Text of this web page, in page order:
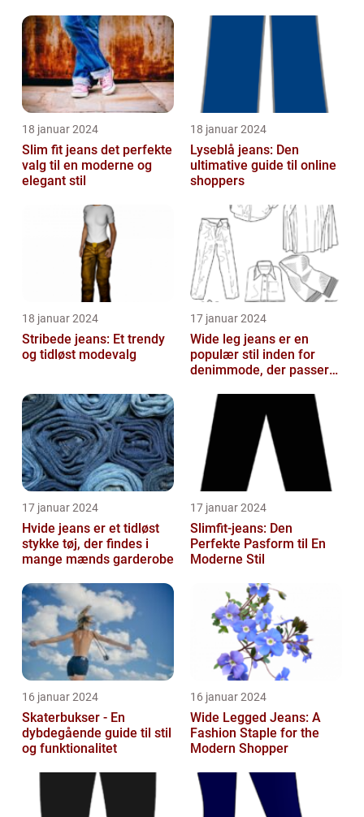
18 januar 2024
Slim fit jeans det perfekte
valg til en moderne og
elegant stil
18 januar 2024
Lyseblå jeans: Den
ultimative guide til online
shoppers
18 januar 2024
Stribede jeans: Et trendy
og tidløst modevalg
17 januar 2024
Wide leg jeans er en
populær stil inden for
denimmode, der passer
som ønsk...
17 januar 2024
Hvide jeans er et tidløst
stykke tøj, der findes i
mange mænds garderobe
17 januar 2024
Slimfit-jeans: Den
Perfekte Pasform til En
Moderne Stil
16 januar 2024
Skaterbukser - En
dybdegående guide til stil
og funktionalitet
16 januar 2024
Wide Legged Jeans: A
Fashion Staple for the
Modern Shopper